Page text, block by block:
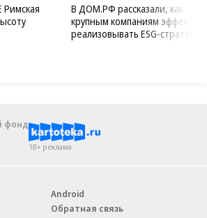
Римская
В ДОМ.РФ рассказали, как
крупным компаниям
реализовывать ESG-стратегию
фонд
18+ реклама
Android
Обратная связь